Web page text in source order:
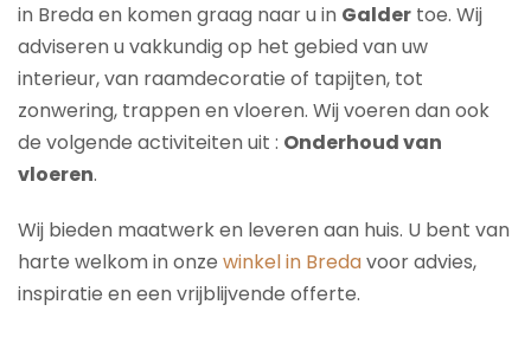
in Breda en komen graag naar u in Galder toe. Wij
adviseren u vakkundig op het gebied van uw
interieur, van raamdecoratie of tapijten, tot
zonwering, trappen en vloeren. Wij voeren dan ook
de volgende activiteiten uit : Onderhoud van
vloeren.
Wij bieden maatwerk en leveren aan huis. U bent van
harte welkom in onze winkel in Bredavoor advies,
inspiratie en een vrijblijvende offerte.